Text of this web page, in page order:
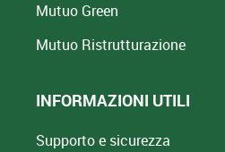
Mutuo Green
Mutuo Ristrutturazione
INFORMAZIONI UTILI
Supporto e sicurezza